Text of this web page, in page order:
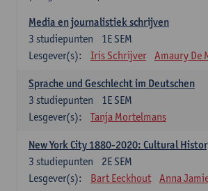
Media en journalistiek schrijven
1E SEM
3 studiepunten
Lesgever(s):
Iris Schrijver Amaury De
Sprache und Geschlecht im Deutschen
1E SEM
3 studiepunten
Lesgever(s):
Tanja Mortelmans
New York City 1880-2020: Cultural
2E SEM
3 studiepunten
Lesgever(s):
Bart Eeckhout Anna